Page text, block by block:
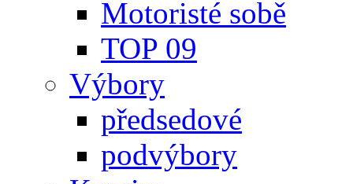
Motoristé sobě
TOP 09
Výbory
předsedové
podvýbory